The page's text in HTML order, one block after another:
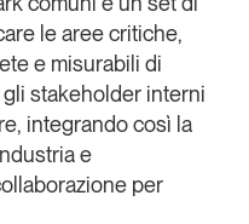
le aree critiche,
e misurabili di
stakeholder interni
integrando così la
e
per